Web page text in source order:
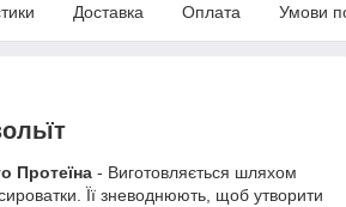
Доставка Оплата Умови
Протеїна - Виготовляється шляхом
Її зневоднюють, щоб утворити